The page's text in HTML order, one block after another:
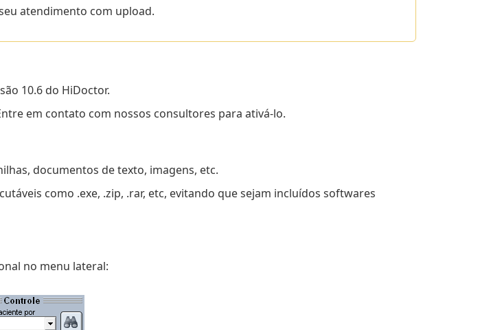
atendimento com upload.
10.6 do HiDoctor.
em contato com nossos consultores para ativá-lo.
documentos de texto, imagens, etc.
como .exe, .zip, .rar, etc, evitando que sejam incluídos softwares
no menu lateral: